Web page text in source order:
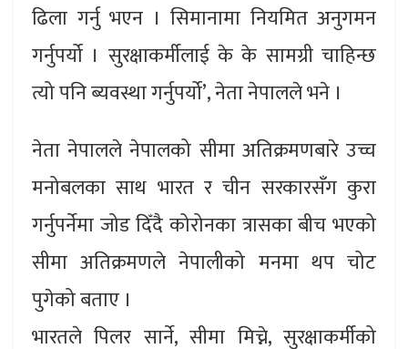
ढिला गर्नु भएन । सिमानामा नियमित अनुगमन
गर्नुपर्यो । सुरक्षाकर्मीलाई के के सामग्री चाहिन्छ
त्यो पनि ब्यवस्था गर्नुपर्यो’, नेता नेपालले भने ।
नेता नेपालले नेपालको सीमा अतिक्रमणबारे उच्च
मनोबलका साथ भारत र चीन सरकारसँग कुरा
गर्नुपर्नेमा जोड दिँदै कोरोनका त्रासका बीच भएको
सीमा अतिक्रमणले नेपालीको मनमा थप चोट
पुगेको बताए ।
भारतले पिलर सार्ने, सीमा मिच्ने, सुरक्षाकर्मीको